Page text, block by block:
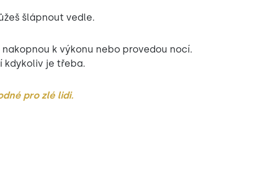
šlápnout vedle.
k výkonu nebo provedou nocí.
kdykoliv je třeba.
pro zlé lidi.